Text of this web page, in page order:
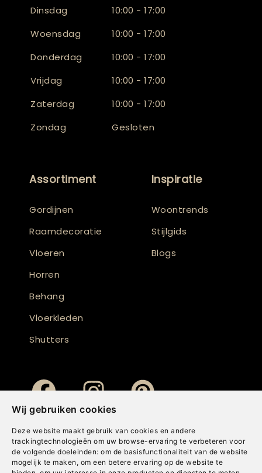
Wij gebruiken cookies
Deze website maakt gebruik van cookies en andere
trackingtechnologieën om uw browse-ervaring te verbeteren voor
de volgende doeleinden: om de basisfunctionaliteit van de website
mogelijk te maken , om een betere ervaring op de website te
Dinsdag
10:00 - 17:00
Woensdag
10:00 - 17:00
Donderdag
10:00 - 17:00
Vrijdag
10:00 - 17:00
Zaterdag
10:00 - 17:00
Zondag
Gesloten
Assortiment
Gordijnen
Raamdecoratie
Vloeren
Horren
Behang
Vloerkleden
Shutters
Inspiratie
Woontrends
Stijlgids
Blogs